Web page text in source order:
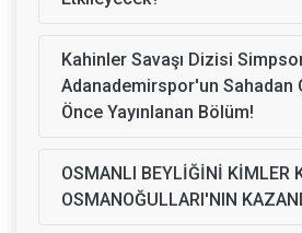
Kahinler Savaşı Dizisi
Adanademirspor'un Sahadan
Önce Yayınlanan Bölüm!
OSMANLI BEYLİĞİNİ KİMLER
OSMANOĞULLARI'NIN